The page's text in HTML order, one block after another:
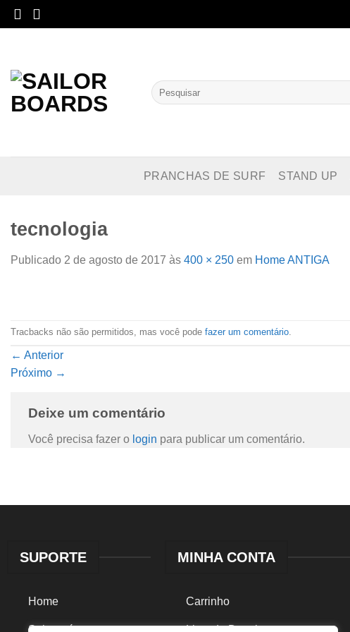
Skip
to
Pesquisar
por:
PRANCHAS DE SURF STAND UP
tecnologia
Publicado 2 de agosto de 2017 às 400 × 250 em Home ANTIGA
Tracbacks não são permitidos, mas você pode fazer um comentário
← Anterior
Próximo →
Deixe um comentário
Você precisa fazer o login para publicar um comentário.
SUPORTE
Home
Sobre nós
MINHA CONTA
Carrinho
Lista de Desejos